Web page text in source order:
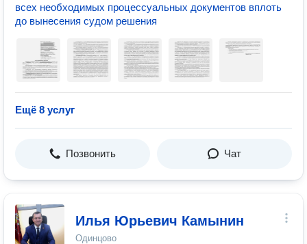
всех необходимых процессуальных документов вплоть
до вынесения судом решения
Ещё 8 услуг
Позвонить Чат
Илья Юрьевич Камынин
Одинцово